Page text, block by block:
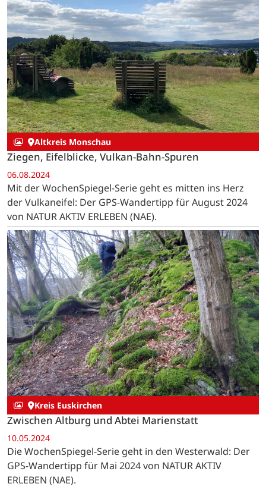
Altkreis Monschau
Ziegen, Eifelblicke, Vulkan-Bahn-Spuren
06.08.2024
Mit der WochenSpiegel-Serie geht es mitten ins Herz
der Vulkaneifel: Der GPS-Wandertipp für August 2024
von NATUR AKTIV ERLEBEN (NAE).
Kreis Euskirchen
Zwischen Altburg und Abtei Marienstatt
10.05.2024
Die WochenSpiegel-Serie geht in den Westerwald: Der
GPS-Wandertipp für Mai 2024 von NATUR AKTIV
ERLEBEN (NAE).